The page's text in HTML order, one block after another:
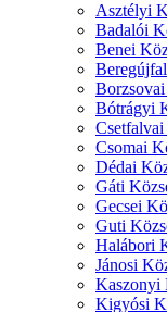
Asztélyi
Badalói
Benei
Bótrágyi
Csomai
Dédai
Gáti
Gecsei
Guti
Halábori
Jánosi
Kaszonyi
Kigyósi